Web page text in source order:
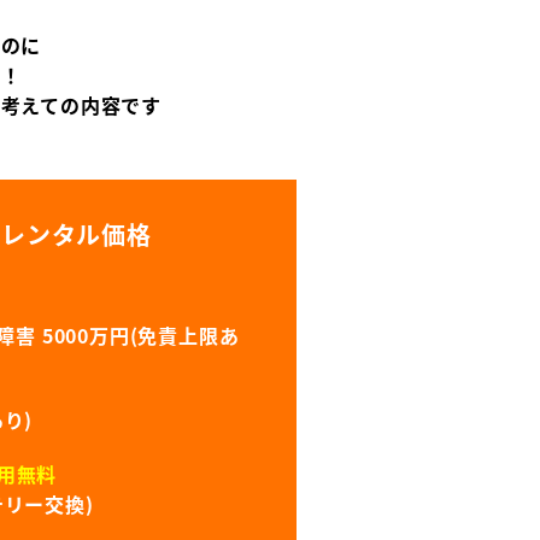
に
えての内容です
ンタル価格
害 5000万円(免責上限あ
)
無料
ー交換)